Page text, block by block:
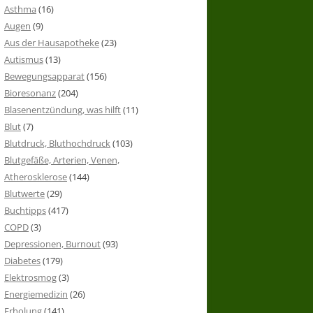
Asthma (16)
Augen (9)
Aus der Hausapotheke(23)
Autismus(13)
Bewegungsapparat(156)
Bioresonanz(204)
Blasenentzündung, was hilft(11)
Blut(7)
Blutdruck, Bluthochdruck(103)
Blutgefäße, Arterien, Venen,
Atherosklerose(144)
Blutwerte(29)
Buchtipps(417)
COPD(3)
Depressionen, Burnout(93)
Diabetes(179)
Elektrosmog(3)
Energiemedizin (26)